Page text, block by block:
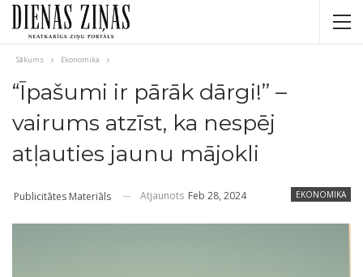
Sākums Ekonomika
“Īpašumi ir pārāk dārgi!” –
vairums atzīst, ka nespēj
atļauties jaunu mājokli
EKONOMIKA
Publicitātes Materiāls Atjaunots Feb 28, 2024